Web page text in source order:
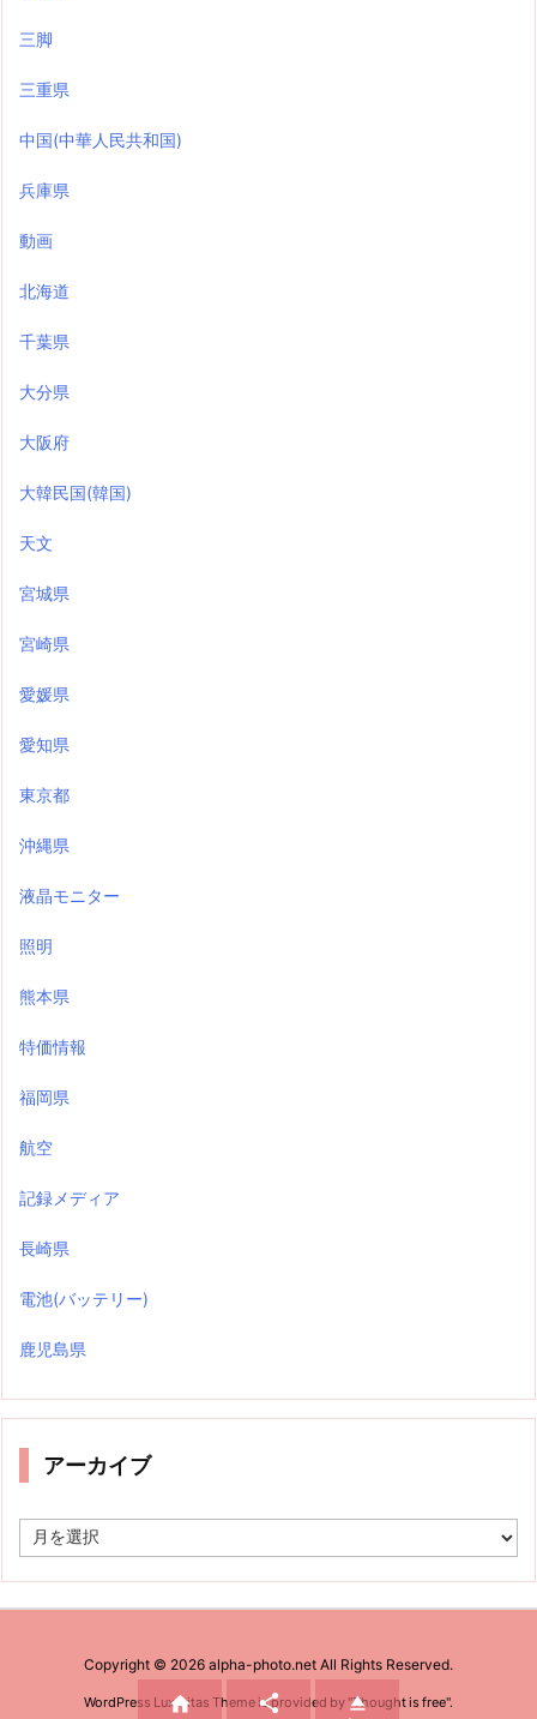
三脚
三重県
中国(中華人民共和国)
兵庫県
動画
北海道
千葉県
大分県
大阪府
大韓民国(韓国)
天文
宮城県
宮崎県
愛媛県
愛知県
東京都
沖縄県
液晶モニター
照明
熊本県
特価情報
福岡県
航空
記録メディア
長崎県
電池(バッテリー)
鹿児島県
アーカイブ
ー
Copyright © 2026 alpha-photo.net All Rights Reserved.
WordPress Luxeritas Theme is provided by "Thought is free".
  